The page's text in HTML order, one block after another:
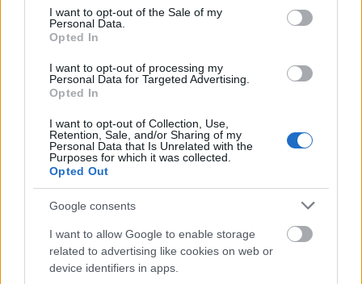
consent section.
I want to opt-out of the Sale of my
Personal Data.
Opted In
I want to opt-out of processing my
Personal Data for Targeted Advertising.
Opted In
I want to opt-out of Collection, Use,
Retention, Sale, and/or Sharing of my
Personal Data that Is Unrelated with the
Purposes for which it was collected.
Opted Out
Google consents
I want to allow Google to enable storage
related to advertising like cookies on web or
device identifiers in apps.
Folk
SZAVAKKAL FESTENI